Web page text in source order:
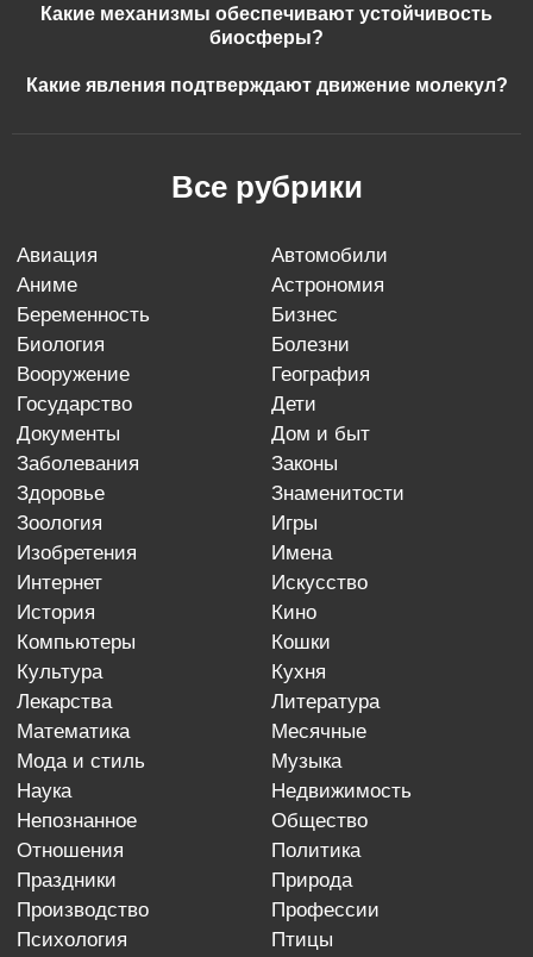
Какие механизмы обеспечивают устойчивость
биосферы?
Какие явления подтверждают движение молекул?
Все рубрики
авиация
автомобили
аниме
астрономия
беременность
бизнес
биология
болезни
вооружение
география
государство
дети
документы
дом и быт
заболевания
законы
здоровье
знаменитости
зоология
игры
изобретения
имена
интернет
искусство
история
кино
компьютеры
кошки
культура
кухня
лекарства
литература
математика
месячные
мода и стиль
музыка
наука
недвижимость
непознанное
общество
отношения
политика
праздники
природа
производство
профессии
психология
птицы